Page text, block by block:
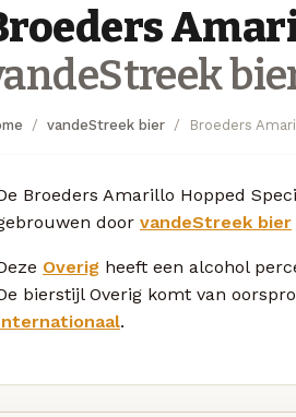
vandeStreek bier Broeders
Broeders Amarillo Hopped
door vandeStreek bier
Overig heeft een alcohol
bierstijl Overig komt van
.